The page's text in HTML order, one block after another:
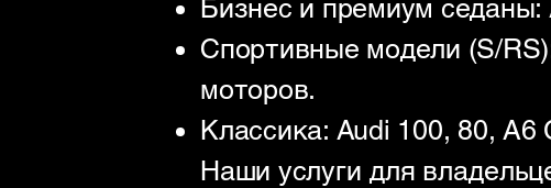
Бизнес и премиум седаны:
Спортивные модели (S/
моторов.
Классика: Audi 100, 80, A6
Наши услуги для